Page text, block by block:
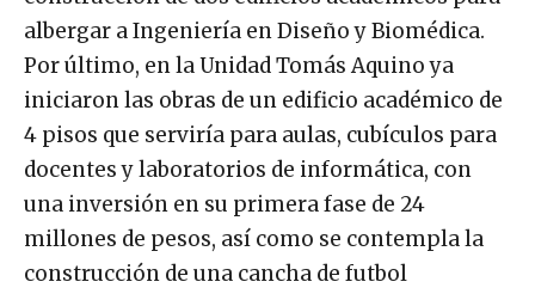
albergar a Ingeniería en Diseño y Biomédica.
Por último, en la Unidad Tomás Aquino ya
iniciaron las obras de un edificio académico de
4 pisos que serviría para aulas, cubículos para
docentes y laboratorios de informática, con
una inversión en su primera fase de 24
millones de pesos, así como se contempla la
construcción de una cancha de futbol